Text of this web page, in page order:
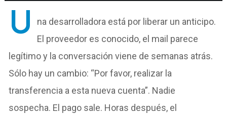
U
na desarrolladora está por liberar un anticipo.
El proveedor es conocido, el mail parece
legítimo y la conversación viene de semanas atrás.
Sólo hay un cambio: “Por favor, realizar la
transferencia a esta nueva cuenta”. Nadie
sospecha. El pago sale. Horas después, el